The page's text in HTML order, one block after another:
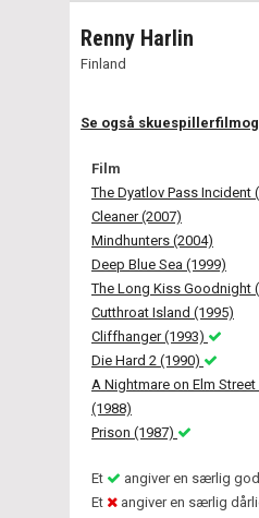
Renny Harlin
Finland
Se også
Film
The Dyatlov Pass Incident
Cleaner (2007)
Mindhunters (2004)
Deep Blue Sea (1999)
The Long Kiss Goodnight
Cutthroat Island (1995)
Cliffhanger (1993)
Die Hard 2 (1990)
A Nightmare on Elm
(1988)
Prison (1987)
Et
angiver en særlig
Et
angiver en særlig